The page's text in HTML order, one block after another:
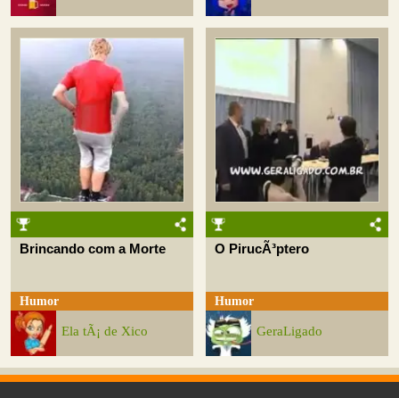
Brincando com a Morte
Humor
Ela tÃ¡ de Xico
O PirucÃ³ptero
Humor
GeraLigado